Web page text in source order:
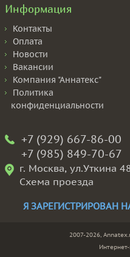
Информация
Контакты
Оплата
Новости
Вакансии
Компания "Аннатекс"
Политика
конфиденциальности
+7 (929) 667-86-00
+7 (985) 849-70-67
г. Москва, ул.Уткина
Схема проезда
Я ЗАРЕГИСТРИРОВАН
2007-2026,